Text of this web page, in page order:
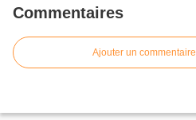
Commentaires
Ajouter un commentaire